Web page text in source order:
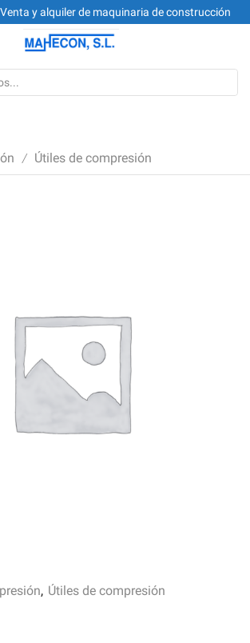
y alquiler de maquinaria de construcción
/ Útiles de compresión
, Útiles de compresión